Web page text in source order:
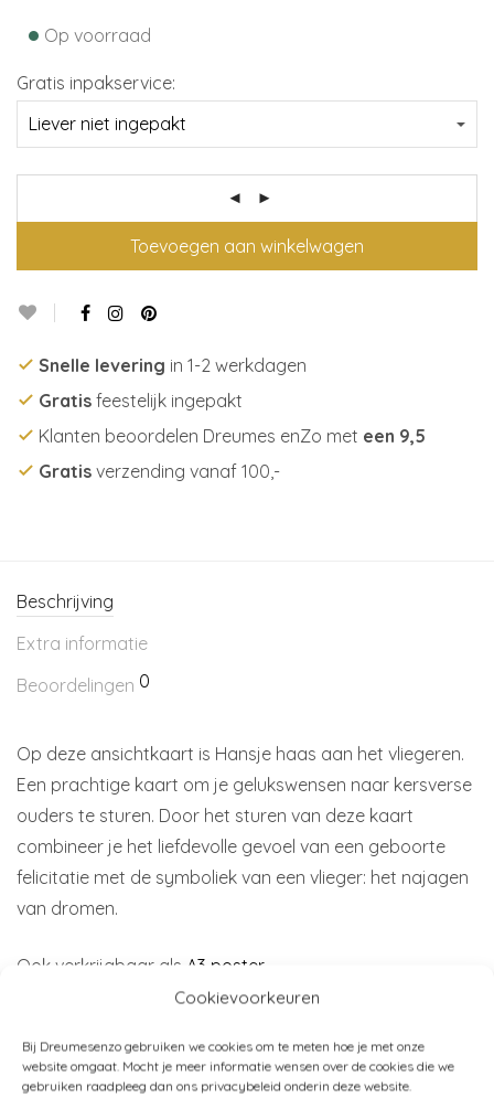
Cookievoorkeuren
Bij Dreumesenzo gebruiken we cookies om te meten hoe je met onze
website omgaat. Mocht je meer informatie wensen over de cookies die we
gebruiken raadpleeg dan ons privacybeleid onderin deze website.
• Op voorraad
Gratis inpakservice:
Toevoegen aan winkelwagen
Snelle levering in 1-2 werkdagen
Gratis feestelijk ingepakt
Klanten beoordelen Dreumes enZo met een 9,5
Gratis verzending vanaf 100,-
Beschrijving
Extra informatie
Beoordelingen 0
Op deze ansichtkaart is Hansje haas aan het vliegeren.
Een prachtige kaart om je gelukswensen naar kersverse
ouders te sturen. Door het sturen van deze kaart
combineer je het liefdevolle gevoel van een geboorte
felicitatie met de symboliek van een vlieger: het najagen
van dromen.
Ook verkrijgbaar als A3 poster.
Afmeting:A6 formaat – 10,5×14,8 cm
Merk: Iris van Dijck